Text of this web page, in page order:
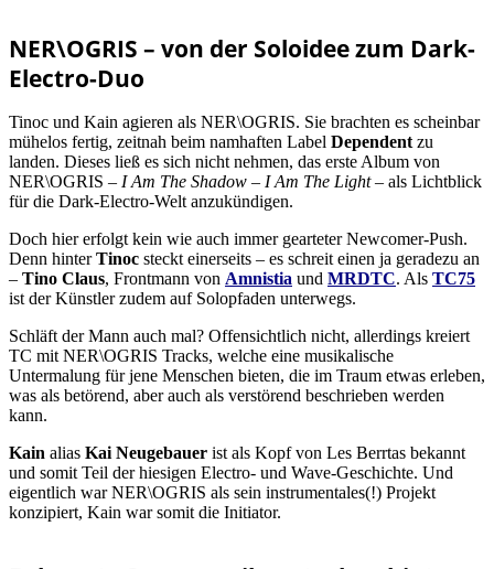
NER\OGRIS – von der Soloidee zum Dark-
Electro-Duo
Tinoc und Kain agieren als NER\OGRIS. Sie brachten es scheinbar
mühelos fertig, zeitnah beim namhaften Label Dependent zu
landen. Dieses ließ es sich nicht nehmen, das erste Album von
NER\OGRIS – I Am The Shadow – I Am The Light– als Lichtblick
für die Dark-Electro-Welt anzukündigen.
Doch hier erfolgt kein wie auch immer gearteter Newcomer-Push.
Denn hinterTinoc steckt einerseits – es schreit einen ja geradezu an
– Tino Claus, Frontmann von Amnistia und MRDTC. Als TC75
ist der Künstler zudem auf Solopfaden unterwegs.
Schläft der Mann auch mal? Offensichtlich nicht, allerdings kreiert
TC mit NER\OGRIS Tracks, welche eine musikalische
Untermalung für jene Menschen bieten, die im Traum etwas erleben,
was als betörend, aber auch als verstörend beschrieben werden
kann.
Kain alias Kai Neugebauer ist als Kopf von Les Berrtas bekannt
und somit Teil der hiesigen Electro- und Wave-Geschichte. Und
eigentlich war NER\OGRIS als sein instrumentales(!) Projekt
konzipiert, Kain war somit die Initiator.